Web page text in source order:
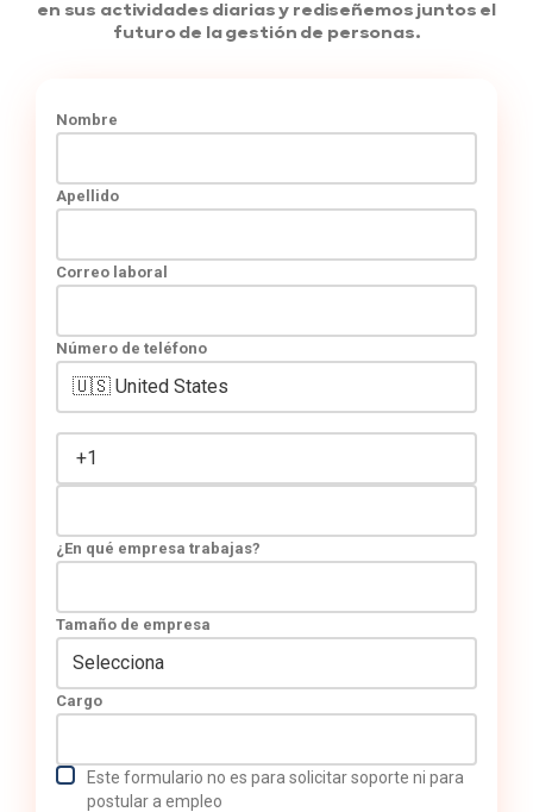
en sus actividades diarias y rediseñemos juntos el
futuro de la gestión de personas.
Nombre
Apellido
Correo laboral
Número de teléfono
¿En qué empresa trabajas?
Tamaño de empresa
Cargo
Este formulario no es para solicitar soporte ni para
postular a empleo